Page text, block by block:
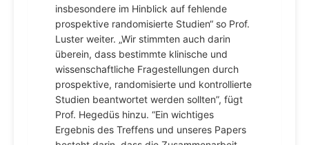
insbesondere im Hinblick auf fehlende
prospektive randomisierte Studien“ so Prof.
Luster weiter. „Wir stimmten auch darin
überein, dass bestimmte klinische und
wissenschaftliche Fragestellungen durch
prospektive, randomisierte und kontrollierte
Studien beantwortet werden sollten”, fügt
Prof. Hegedüs hinzu. “Ein wichtiges
Ergebnis des Treffens und unseres Papers